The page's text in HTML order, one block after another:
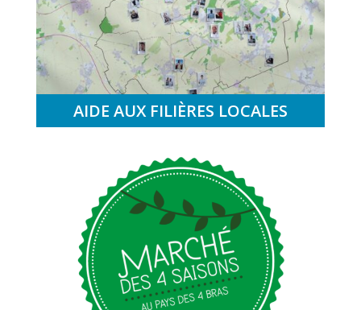
AIDE AUX FILIÈRES LOCALES